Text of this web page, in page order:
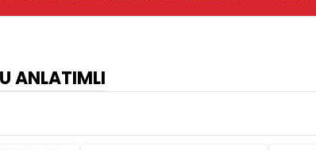
ANLATIMLI